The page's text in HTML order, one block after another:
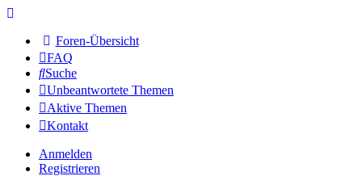
Foren-Übersicht
FAQ
Suche
Unbeantwortete Themen
Aktive Themen
Kontakt
Anmelden
Registrieren